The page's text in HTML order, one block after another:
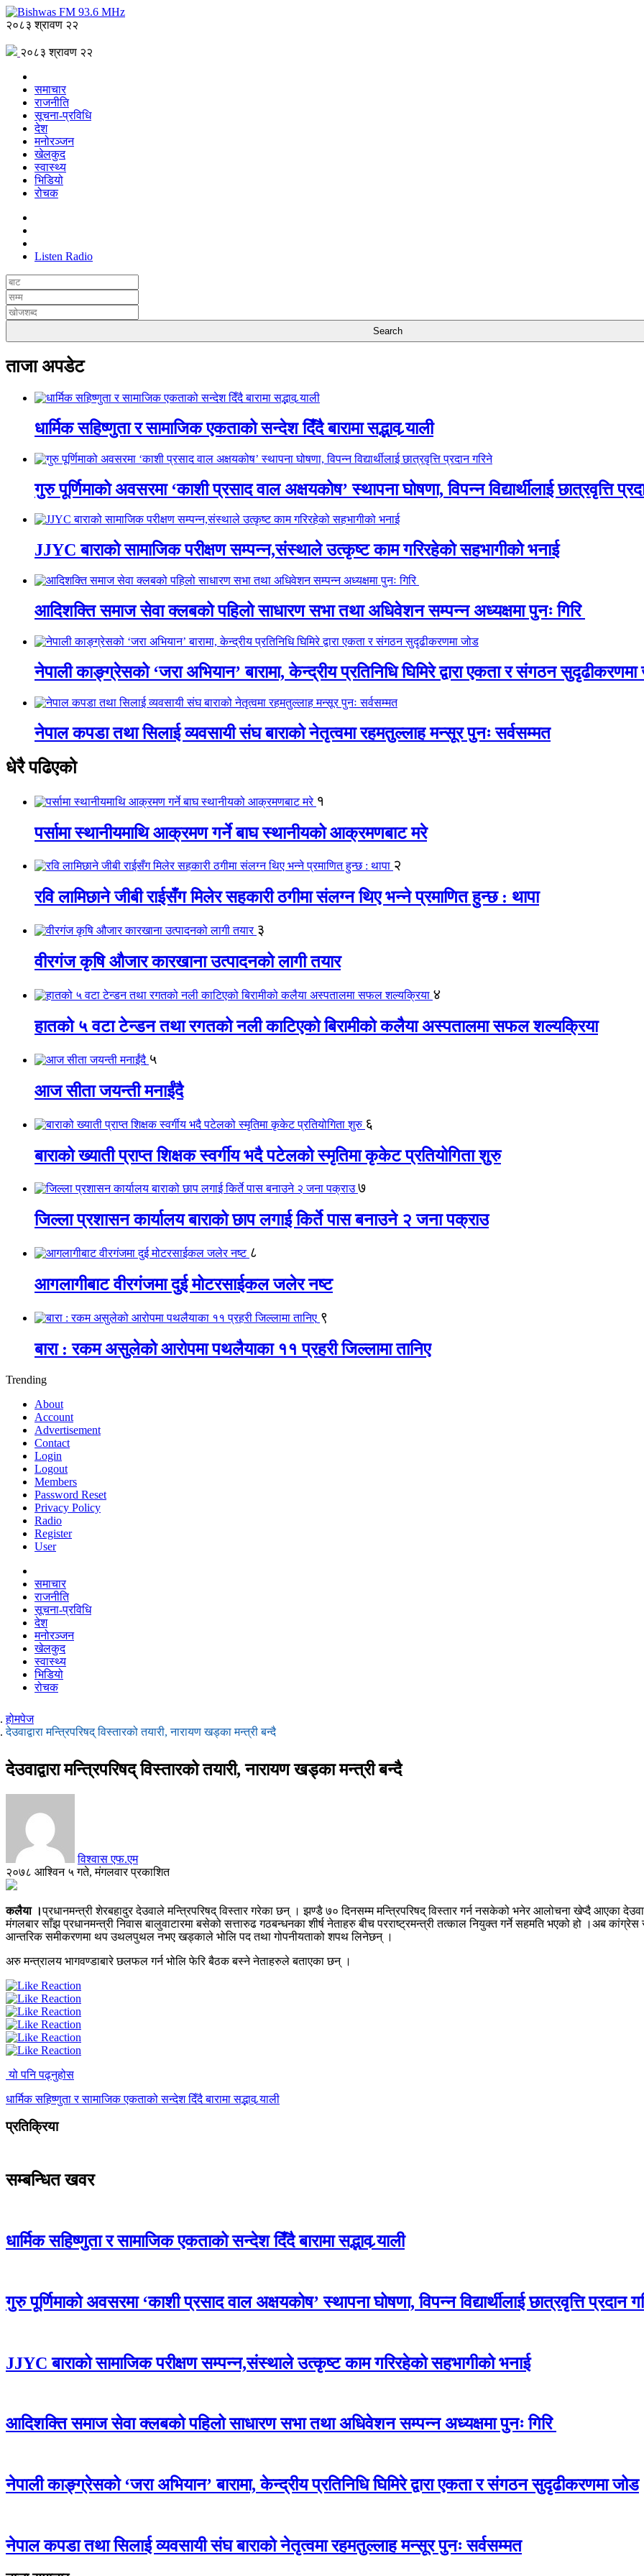
२०८३ श्रावण २२
२०८३ श्रावण २२
समाचार
राजनीति
सूचना-प्रविधि
देश
मनोरञ्जन
खेलकुद
स्वास्थ्य
भिडियो
रोचक
Listen Radio
ताजा अपडेट
धार्मिक सहिष्णुता र सामाजिक एकताको सन्देश दिँदै बारामा सद्भाव र्‍याली
गुरु पूर्णिमाको अवसरमा ‘काशी प्रसाद वाल अक्षयकोष’ स्थापना घोषणा, विपन्न विद्यार्थीलाई छात्रवृत्ति
JJYC बाराको सामाजिक परीक्षण सम्पन्न,संस्थाले उत्कृष्ट काम गरिरहेको सहभागीको भनाई
आदिशक्ति समाज सेवा क्लबको पहिलो साधारण सभा तथा अधिवेशन सम्पन्न अध्यक्षमा पुनः गिरि
नेपाली काङ्ग्रेसको ‘जरा अभियान’ बारामा, केन्द्रीय प्रतिनिधि घिमिरे द्वारा एकता र संगठन
नेपाल कपडा तथा सिलाई व्यवसायी संघ बाराको नेतृत्वमा रहमतुल्लाह मन्सूर पुनः सर्वसम्मत
धेरै पढिएको
१
पर्सामा स्थानीयमाथि आक्रमण गर्ने बाघ स्थानीयको आक्रमणबाट मरे
२
रवि लामिछाने जीबी राईसँग मिलेर सहकारी ठगीमा संलग्न थिए भन्ने प्रमाणित हुन्छ : थापा
३
वीरगंज कृषि औजार कारखाना उत्पादनको लागी तयार
४
हातको ५ वटा टेन्डन तथा रगतको नली काटिएको बिरामीको कलैया अस्पतालमा सफल शल्यक्रिया
५
आज सीता जयन्ती मनाईंदै
६
बाराको ख्याती प्राप्त शिक्षक स्वर्गीय भदै पटेलको स्मृतिमा कृकेट प्रतियोगिता शुरु
७
जिल्ला प्रशासन कार्यालय बाराको छाप लगाई किर्ते पास बनाउने २ जना पक्राउ
८
आगलागीबाट वीरगंजमा दुई मोटरसाईकल जलेर नष्ट
९
बारा : रकम असुलेको आरोपमा पथलैयाका ११ प्रहरी जिल्लामा तानिए
Trending
About
Account
Advertisement
Contact
Login
Logout
Members
Password Reset
Privacy Policy
Radio
Register
User
समाचार
राजनीति
सूचना-प्रविधि
देश
मनोरञ्जन
खेलकुद
स्वास्थ्य
भिडियो
रोचक
होमपेज
देउवाद्वारा मन्त्रिपरिषद् विस्तारको तयारी, नारायण खड्का मन्त्री बन्दै
देउवाद्वारा मन्त्रिपरिषद् विस्तारको तयारी, नारायण खड्का मन्त्री बन्दै
विश्वास एफ.एम
२०७८ आश्विन ५ गते, मंगलवार प्रकाशित
कलैया ।प्रधानमन्त्री शेरबहादुर देउवाले मन्त्रिपरिषद् विस्तार गरेका छन् । झण्डै ७० दिनसम्म मन्त्रिपरिषद् विस्तार गर्न नसकेको भनेर आलोचना खेप्दै आएका
मंगलबार साँझ प्रधानमन्त्री निवास बालुवाटारमा बसेको सत्तारुढ गठबन्धनका शीर्ष नेताहरु बीच परराष्ट्रमन्त्री तत्काल नियुक्त गर्ने सहमति भएको हो ।अब
आन्तरिक समीकरणमा थप उथलपुथल नभए खड्काले भोलि पद तथा गोपनीयताको शपथ लिनेछन् ।
अरु मन्त्रालय भागवण्डाबारे छलफल गर्न भोलि फेरि बैठक बस्ने नेताहरुले बताएका छन् ।
यो पनि पढ्नुहोस
धार्मिक सहिष्णुता र सामाजिक एकताको सन्देश दिँदै बारामा सद्भाव र्‍याली
प्रतिक्रिया
सम्बन्धित खवर
धार्मिक सहिष्णुता र सामाजिक एकताको सन्देश दिँदै बारामा सद्भाव र्‍याली
गुरु पूर्णिमाको अवसरमा ‘काशी प्रसाद वाल अक्षयकोष’ स्थापना घोषणा, विपन्न विद्यार्थीलाई छात्रवृत्ति प्रदान
JJYC बाराको सामाजिक परीक्षण सम्पन्न,संस्थाले उत्कृष्ट काम गरिरहेको सहभागीको भनाई
आदिशक्ति समाज सेवा क्लबको पहिलो साधारण सभा तथा अधिवेशन सम्पन्न अध्यक्षमा पुनः गिरि
नेपाली काङ्ग्रेसको ‘जरा अभियान’ बारामा, केन्द्रीय प्रतिनिधि घिमिरे द्वारा एकता र संगठन सुदृढीकरणमा जोड
नेपाल कपडा तथा सिलाई व्यवसायी संघ बाराको नेतृत्वमा रहमतुल्लाह मन्सूर पुनः सर्वसम्मत